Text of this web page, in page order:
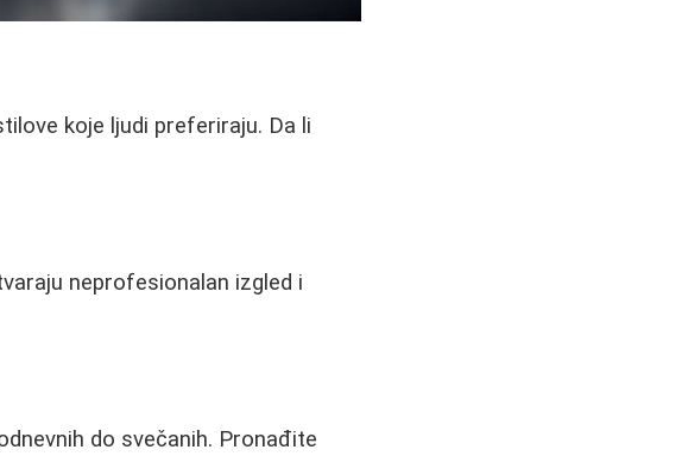
koje ljudi preferiraju. Da li
neprofesionalan izgled i
do svečanih. Pronađite